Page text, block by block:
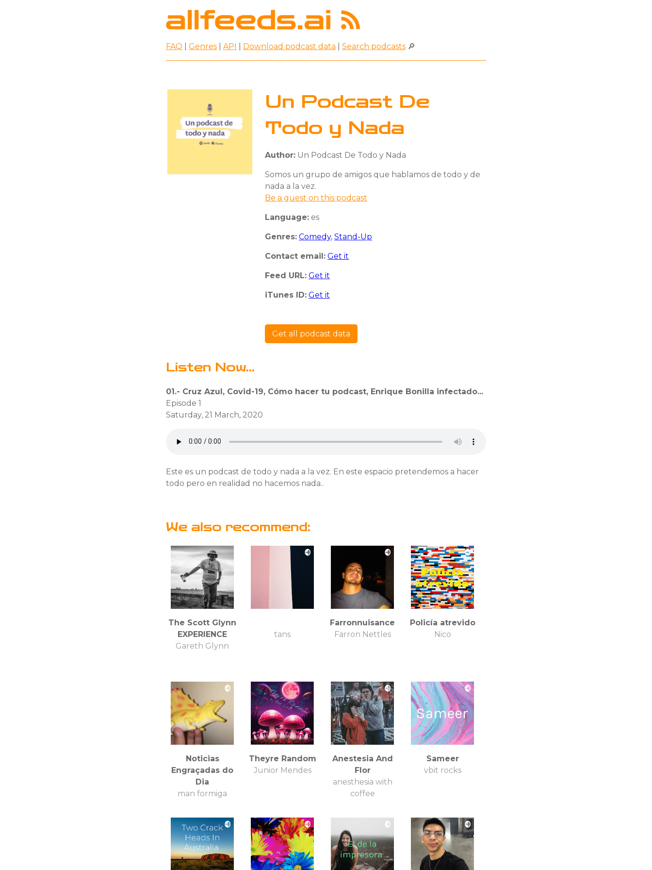
FAQ Genres API Download podcast data Search podcasts 🔎
Un Podcast De
Todo y Nada
Author: Un Podcast De Todo y Nada
Somos un grupo de amigos que hablamos de todo y de
nada a la vez.
Be a guest on this podcast
Language: es
Genres: Comedy, Stand-Up
Contact email: Get it
Feed URL: Get it
iTunes ID: Get it
Get all podcast data
Listen Now...
01.- Cruz Azul, Covid-19, Cómo hacer tu podcast, Enrique Bonilla infectado...
Episode 1
Saturday, 21 March, 2020
Este es un podcast de todo y nada a la vez. En este espacio pretendemos a hacer
todo pero en realidad no hacemos nada..
We also recommend:
The Scott Glynn
EXPERIENCE
Gareth Glynn
tans
Farronnuisance
Farron Nettles
Policía atrevido
Nico
Noticias
Engraçadas do
Dia
man formiga
Theyre Random
Junior Mendes
Anestesia And
Flor
anesthesia with
coffee
Sameer
vbit rocks